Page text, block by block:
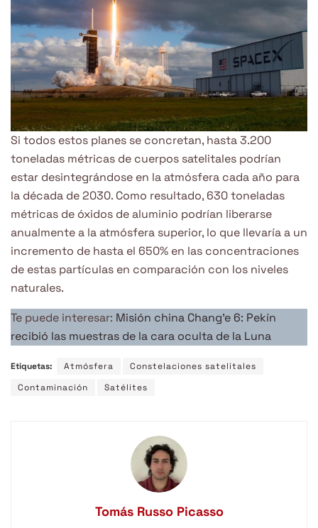
Si todos estos planes se concretan, hasta 3.200
toneladas métricas de cuerpos satelitales podrían
estar desintegrándose en la atmósfera cada año para
la década de 2030. Como resultado, 630 toneladas
métricas de óxidos de aluminio podrían liberarse
anualmente a la atmósfera superior, lo que llevaría a un
incremento de hasta el 650% en las concentraciones
de estas partículas en comparación con los niveles
naturales.
Te puede interesar: Misión china Chang’e 6: Pekín
recibió las muestras de la cara oculta de la Luna
Etiquetas: Atmósfera
Constelaciones satelitales
Contaminación
Satélites
Tomás Russo Picasso